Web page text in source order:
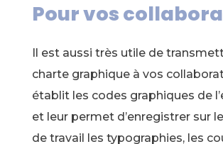
Pour vos
Il est aussi très utile de
charte graphique à vos
établit les codes graphiques de
et leur permet d’enregistrer sur
de travail les typographies, les